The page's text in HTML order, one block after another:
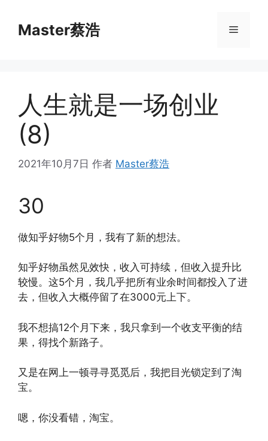
Master蔡浩 菜
人生就是一场创业
(8)
2021年10月7日 作者 Master蔡浩
30
做知乎好物5个月，我有了新的想法。
知乎好物虽然见效快，收入可持续，但收入提升比
较慢。这5个月，我几乎把所有业余时间都投入了进
去，但收入大概停留了在3000元上下。
我不想搞12个月下来，我只拿到一个收支平衡的结
果，得找个新路子。
又是在网上一顿寻寻觅觅后，我把目光锁定到了淘
宝。
嗯，你没看错，淘宝。